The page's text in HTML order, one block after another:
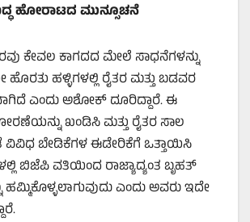
ಹೋರಾಟದ ಮುನ್ಸೂಚನೆ
ಕೇವಲ ಕಾಗದದ ಮೇಲೆ ಸಾಧನೆಗಳನ್ನು
ಹಳ್ಳಿಗಳಲ್ಲಿ ರೈತರ ಮತ್ತು ಬಡವರ
ಎಂದು ಅಶೋಕ್ ದೂರಿದ್ದಾರೆ. ಈ
ಖಂಡಿಸಿ ಮತ್ತು ರೈತರ ಸಾಲ
ವಿವಿಧ ಬೇಡಿಕೆಗಳ ಈಡೇರಿಕೆಗೆ ಒತ್ತಾಯಿಸಿ
ಬಿಜೆಪಿ ವತಿಯಿಂದ ರಾಜ್ಯಾದ್ಯಂತ ಬೃಹತ್
ಹಮ್ಮಿಕೊಳ್ಳಲಾಗುವುದು ಎಂದು ಅವರು ಇದೇ